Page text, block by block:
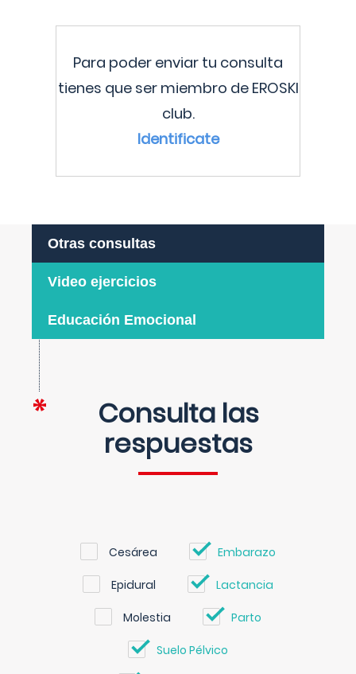
Para poder enviar tu consulta
tienes que ser miembro de EROSKI
club.
Identificate
Otras consultas
Video ejercicios
Educación Emocional
Consulta las
respuestas
Cesárea Embarazo
Epidural Lactancia
Molestia Parto
Suelo Pélvico